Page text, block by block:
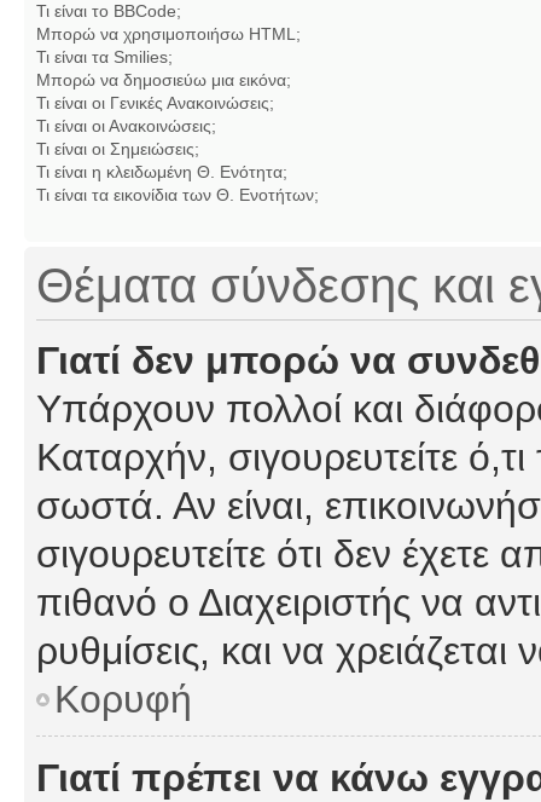
Τι είναι το BBCode;
Μπορώ να χρησιμοποιήσω HTML;
Τι είναι τα Smilies;
Μπορώ να δημοσιεύω μια εικόνα;
Τι είναι οι Γενικές Ανακοινώσεις;
Τι είναι οι Ανακοινώσεις;
Τι είναι οι Σημειώσεις;
Τι είναι η κλειδωμένη Θ. Ενότητα;
Τι είναι τα εικονίδια των Θ. Ενοτήτων;
Θέματα σύνδεσης και
Γιατί δεν μπορώ να
Υπάρχουν πολλοί και
Καταρχήν, σιγουρευτείτε
σωστά. Αν είναι,
σιγουρευτείτε ότι δεν έχετε
πιθανό ο Διαχειριστής να
ρυθμίσεις, και να χρειάζεται
Κορυφή
Γιατί πρέπει να κάνω